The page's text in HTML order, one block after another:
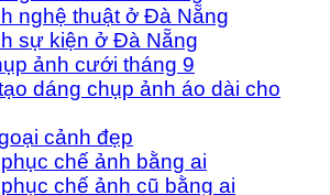
nghệ thuật ở Đà Nẵng
sự kiện ở Đà Nẵng
ảnh cưới tháng 9
dáng chụp ảnh áo dài cho
cảnh đẹp
chế ảnh bằng ai
chế ảnh cũ bằng ai